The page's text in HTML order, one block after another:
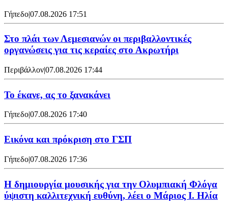
Γήπεδο|07.08.2026 17:51
Στο πλάι των Λεμεσιανών οι περιβαλλοντικές
οργανώσεις για τις κεραίες στο Ακρωτήρι
Περιβάλλον|07.08.2026 17:44
Το έκανε, ας το ξανακάνει
Γήπεδο|07.08.2026 17:40
Εικόνα και πρόκριση στο ΓΣΠ
Γήπεδο|07.08.2026 17:36
Η δημιουργία μουσικής για την Ολυμπιακή Φλόγα
ύψιστη καλλιτεχνική ευθύνη, λέει ο Μάριος Ι. Ηλία